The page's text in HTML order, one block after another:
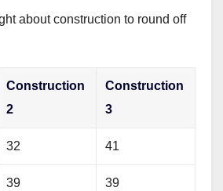
about construction to round off
Construction
2
Construction
3
32 41
39 39